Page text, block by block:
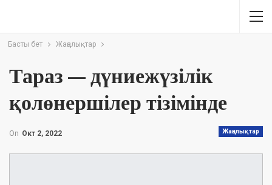
Басты бет Жаңалықтар
Тараз — дүниежүзілік
қолөнершілер тізімінде
Жаңалықтар
On Окт 2, 2022